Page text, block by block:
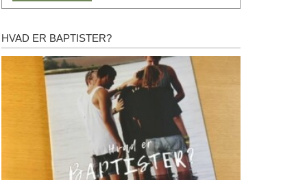
Hvad
er
baptister?
HVAD ER BAPTISTER?